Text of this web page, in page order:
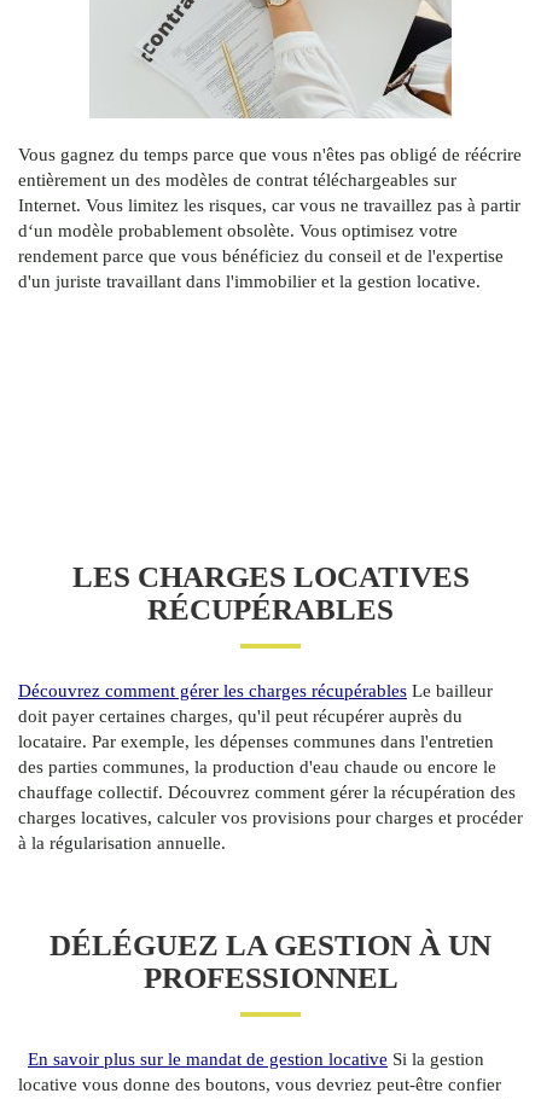
Vous gagnez du temps parce que vous n'êtes pas obligé de réécrire
entièrement un des modèles de contrat téléchargeables sur
Internet. Vous limitez les risques, car vous ne travaillez pas à partir
d‘un modèle probablement obsolète. Vous optimisez votre
rendement parce que vous bénéficiez du conseil et de l'expertise
d'un juriste travaillant dans l'immobilier et la gestion locative.
LES CHARGES LOCATIVES
RÉCUPÉRABLES
Découvrez comment gérer les charges récupérables Le bailleur
doit payer certaines charges, qu'il peut récupérer auprès du
locataire. Par exemple, les dépenses communes dans l'entretien
des parties communes, la production d'eau chaude ou encore le
chauffage collectif. Découvrez comment gérer la récupération des
charges locatives, calculer vos provisions pour charges et procéder
à la régularisation annuelle.
DÉLÉGUEZ LA GESTION À UN
PROFESSIONNEL
En savoir plus sur le mandat de gestion locative Si la gestion
locative vous donne des boutons, vous devriez peut-être confier